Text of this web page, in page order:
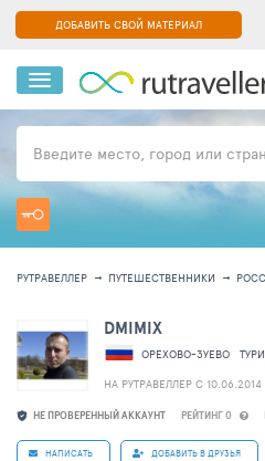
ДОБАВИТЬ СВОЙ МАТЕРИАЛ
Введите место, город или
РУТРАВЕЛЛЕР ПУТЕШЕСТВЕННИКИ
НЕ ПРОВЕРЕННЫЙ АККАУНТ РЕЙТИНГ 0
DMIMIX
ОРЕХОВО-ЗУЕВО
НА РУТРАВЕЛЛЕР C 10.06.2014
НАПИСАТЬ ДОБАВИТЬ В ДРУЗЬЯ